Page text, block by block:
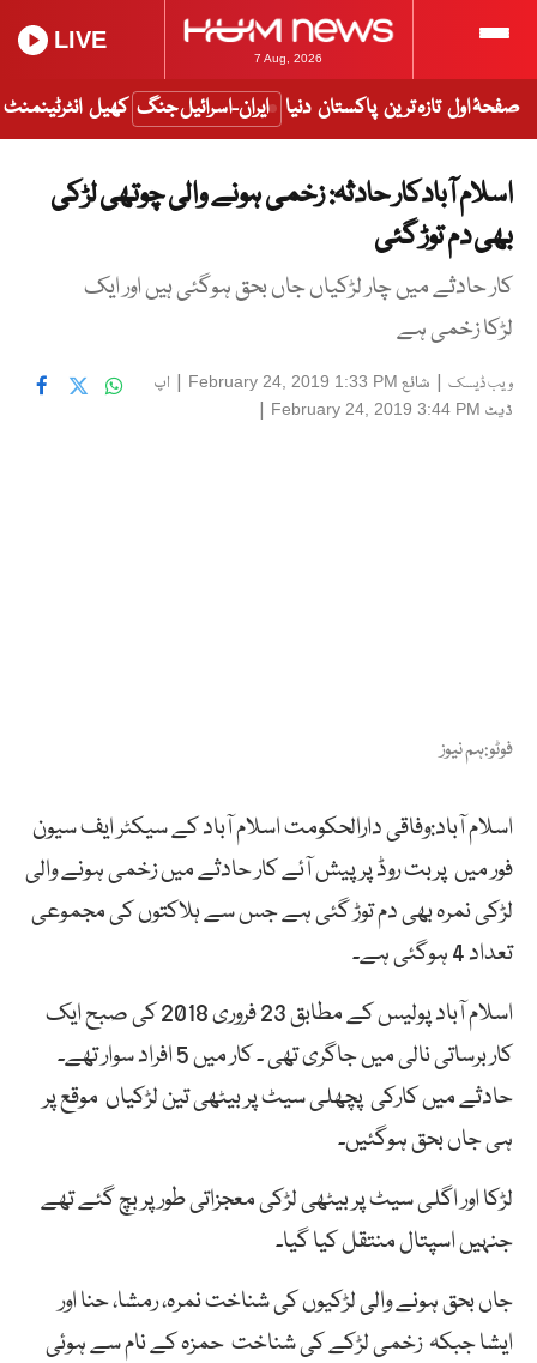
7 Aug, 2026
LIVE
صفحۂ اول تازہ ترین پاکستان دنیا ایران-اسرائیل جنگ کھیل انٹرٹینمنٹ
اسلام آبادکار حادثہ: زخمی ہونے والی چوتھی لڑکی
بھی دم توڑ گئی
کار حادثے میں چار لڑکیاں جاں بحق ہوگئی ہیں اور ایک
لڑکا زخمی ہے
ویب ڈیسک | شائع February 24, 2019 1:33 PM
| اپ
ڈیٹ February 24, 2019 3:44 PM
|
فوٹو:ہم نیوز
اسلام آباد:وفاقی دارالحکومت اسلام آباد کے سیکٹر ایف سیون
فور میں پربت روڈ پر پیش آئے کار حادثے میں زخمی ہونے والی
لڑکی نمرہ بھی دم توڑ گئی ہے جس سے ہلاکتوں کی مجموعی
تعداد 4 ہوگئی ہے۔
اسلام آباد پولیس کے مطابق 23 فروری 2018 کی صبح ایک
کار برساتی نالی میں جاگری تھی ۔ کار میں 5 افراد سوار تھے۔
حادثے میں کارکی پچھلی سیٹ پر بیٹھی تین لڑکیاں موقع پر
ہی جاں بحق ہوگئیں۔
لڑکا اور اگلی سیٹ پر بیٹھی لڑکی معجزاتی طور پر بچ گئے تھے
جنہیں اسپتال منتقل کیا گیا۔
جاں بحق ہونے والی لڑکیوں کی شناخت نمرہ، رمشا، حنا اور
ایشا جبکہ زخمی لڑکے کی شناخت حمزہ کے نام سے ہوئی